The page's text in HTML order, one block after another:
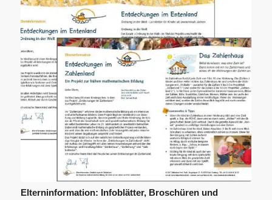
Elterninformation: Infoblätter, Broschüren und